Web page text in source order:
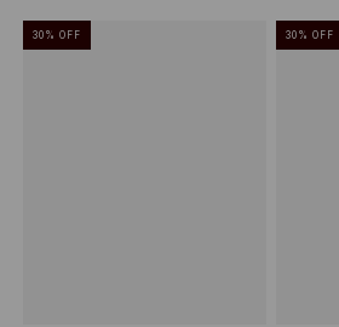
30 % OFF 30 % OFF